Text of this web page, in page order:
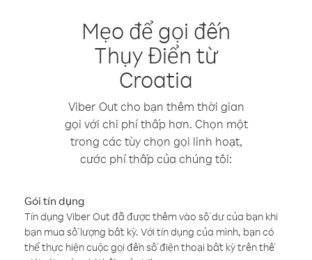
Mẹo để gọi đến
Thụy Điển từ
Croatia
Viber Out cho bạn thêm thời gian
gọi với chi phí thấp hơn. Chọn một
trong các tùy chọn gọi linh hoạt,
cước phí thấp của chúng tôi:
Gói tín dụng
Tín dụng Viber Out đã được thêm vào số dư của bạn khi
bạn mua số lượng bất kỳ. Với tín dụng của mình, bạn có
thể thực hiện cuộc gọi đến số điện thoại bất kỳ trên thế